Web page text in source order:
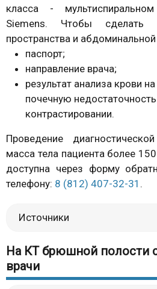
класса -
Siemens. Чтобы сделать
пространства и
паспорт;
направление врача;
результат анализа крови
почечную
контрастировании.
Проведение
масса тела пациента более
доступна через форму
телефону: 8 (812) 407-32-31 .
Источники
На КТ брюшной полости
врачи